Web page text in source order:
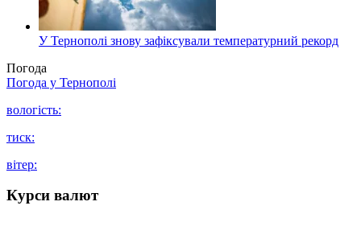
У Тернополі знову зафіксували температурний рекорд
Погода
Погода у Тернополі
вологість:
тиск:
вітер:
Курси валют